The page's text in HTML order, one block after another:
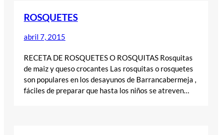
ROSQUETES
abril 7, 2015
RECETA DE ROSQUETES O ROSQUITAS Rosquitas
de maiz y queso crocantes Las rosquitas o rosquetes
son populares en los desayunos de Barrancabermeja ,
fáciles de preparar que hasta los niños se atreven…